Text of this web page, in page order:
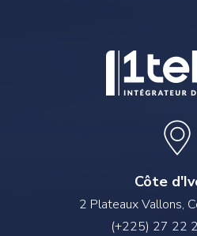
Côte
2 Plateaux Vallons,
(+225) 27 22